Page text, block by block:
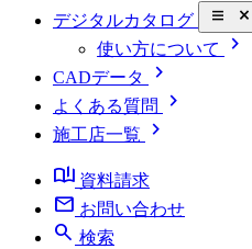
デジタルカタログ close_small
使い方について chevron_right
CADデータ chevron_right
よくある質問 chevron_right
施工店一覧
chevron_right
book_ribbon 資料請求
mail お問い合わせ
search 検索